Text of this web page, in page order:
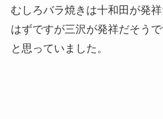
むしろバラ焼きは十和田が発
はずですが三沢が発祥だそう
と思っていました。